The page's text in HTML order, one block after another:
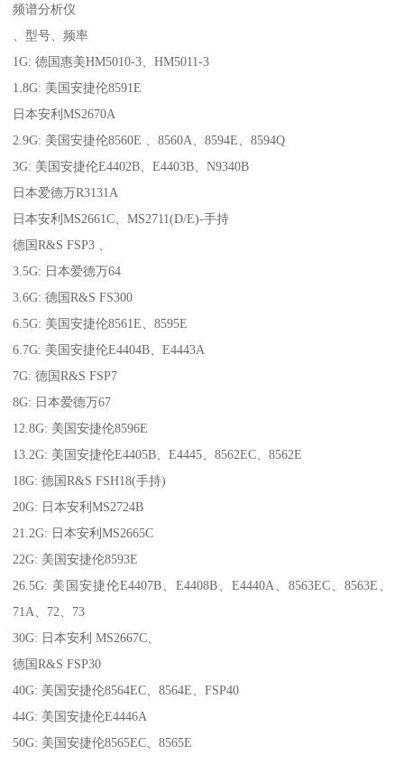
频谱分析仪
、型号、频率
1G: 德国惠美HM5010-3、HM5011-3
1.8G: 美国安捷伦8591E
日本安利MS2670A
2.9G: 美国安捷伦8560E 、8560A、8594E、8594Q
3G: 美国安捷伦E4402B、E4403B、N9340B
日本爱德万R3131A
日本安利MS2661C、MS2711(D/E)-手持
德国R&S FSP3 、
3.5G: 日本爱德万64
3.6G: 德国R&S FS300
6.5G: 美国安捷伦8561E、8595E
6.7G: 美国安捷伦E4404B、E4443A
7G: 德国R&S FSP7
8G: 日本爱德万67
12.8G: 美国安捷伦8596E
13.2G: 美国安捷伦E4405B、E4445、8562EC、8562E
18G: 德国R&S FSH18(手持)
20G: 日本安利MS2724B
21.2G: 日本安利MS2665C
22G: 美国安捷伦8593E
26.5G: 美国安捷伦E4407B、E4408B、E4440A、8563EC、8563E、
71A、72、73
30G: 日本安利 MS2667C、
德国R&S FSP30
40G: 美国安捷伦8564EC、8564E、FSP40
44G: 美国安捷伦E4446A
50G: 美国安捷伦8565EC、8565E